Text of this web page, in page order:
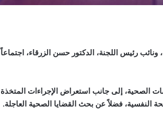
رئيس اللجنة، الدكتور حسن الزرقاء، اجتماعاً
الصحية، إلى جانب استعراض الإجراءات المتخذة
النفسية، فضلاً عن بحث القضايا الصحية العاجلة.